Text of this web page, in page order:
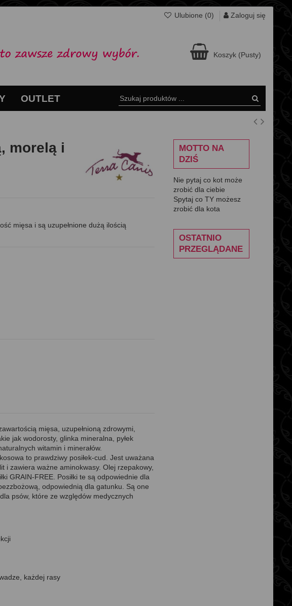
Ulubione (0) Zaloguj się
Koszyk (Pusty)
OUTLET
morelą i
mięsa i są uzupełnione dużą ilością
mięsa, uzupełnioną zdrowymi,
jak wodorosty, glinka mineralna, pyłek
witamin i minerałów.
to prawdziwy posiłek-cud. Jest uważana
i zawiera ważne aminokwasy. Olej rzepakowy,
GRAIN-FREE. Posiłki te są odpowiednie dla
odpowiednią dla gatunku. Są one
psów, które ze względów medycznych
każdej rasy
MOTTO NA
DZIŚ
Nie pytaj co kot może
zrobić dla ciebie
Spytaj co TY możesz
zrobić dla kota
OSTATNIO
PRZEGLĄDANE